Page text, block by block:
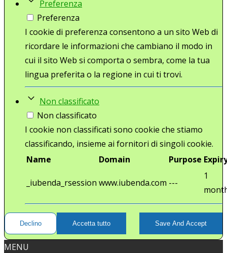
Preferenza
Preferenza
I cookie di preferenza consentono a un sito Web di
ricordare le informazioni che cambiano il modo in
cui il sito Web si comporta o sembra, come la tua
lingua preferita o la regione in cui ti trovi.
Non classificato
Non classificato
I cookie non classificati sono cookie che stiamo
classificando, insieme ai fornitori di singoli cookie.
Name
Domain Purpose
_iubenda_rsession www.iubenda.com ---
1
Declino Accetta tutto Save And Accept
MENU